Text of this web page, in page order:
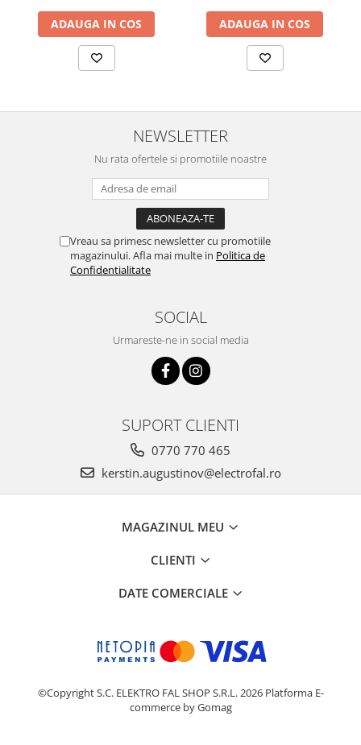
ADAUGA IN COS ADAUGA IN COS
NEWSLETTER
Nu rata ofertele si promotiile noastre
Vreau sa primesc newsletter cu promotiile
magazinului. Afla mai multe in Politica de
Confidentialitate
SOCIAL
Urmareste-ne in social media
SUPORT CLIENTI
0770 770 465
kerstin.augustinov@electrofal.ro
MAGAZINUL MEU
CLIENTI
DATE COMERCIALE
©Copyright S.C. ELEKTRO FAL SHOP S.R.L. 2026 Platforma E-
commerce by Gomag